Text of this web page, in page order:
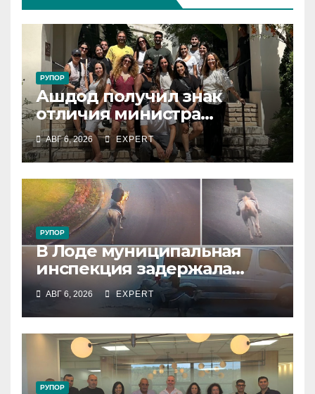
РУПОР
Ашдод получил знак
отличия министра
обороны за поддержку
резервистов
АВГ 6, 2026 EXPERT
РУПОР
В Лоде муниципальная
инспекция задержала
подростка, устроившего
опасную скачку на лошади
по улицам города
АВГ 6, 2026 EXPERT
РУПОР